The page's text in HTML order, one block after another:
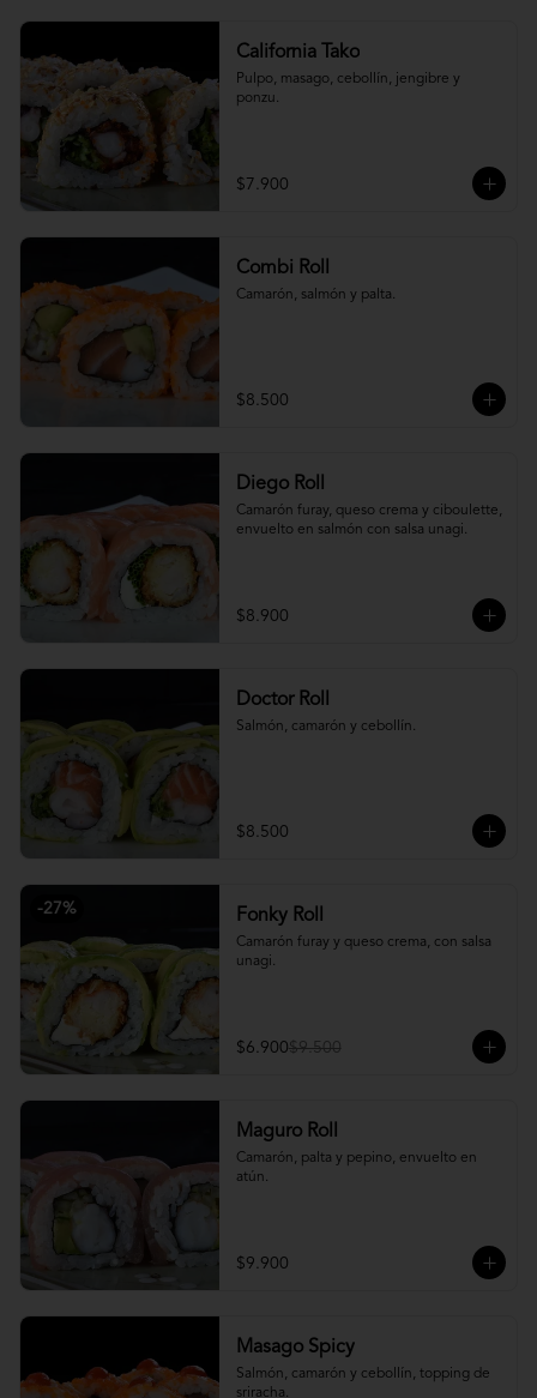
California Tako
Pulpo, masago, cebollín, jengibre y
ponzu.
$7.900
Combi Roll
Camarón, salmón y palta.
$8.500
Diego Roll
Camarón furay, queso crema y ciboulette,
envuelto en salmón con salsa unagi.
$8.900
Doctor Roll
Salmón, camarón y cebollín.
$8.500
-27% Fonky Roll
Camarón furay y queso crema, con salsa
unagi.
$6.900$9.500
Maguro Roll
Camarón, palta y pepino, envuelto en
atún.
$9.900
Masago Spicy
Salmón, camarón y cebollín, topping de
sriracha.